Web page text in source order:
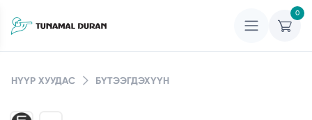
0
НҮҮР ХУУДАС БҮТЭЭГДЭХҮҮН